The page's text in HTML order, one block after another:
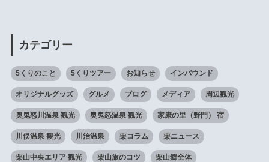
カテゴリー
5くりのこと 5くりツアー お知らせ インバウンド
オリジナルグッズ グルメ ブログ メディア 周辺観光
奥鬼怒川温泉 観光 奥鬼怒温泉 観光 家康の里（野門） 宿
川俣温泉 観光 川治温泉 栗コラム 栗ニュース
栗山中央エリア 観光 栗山旅のコツ 栗山郷全体